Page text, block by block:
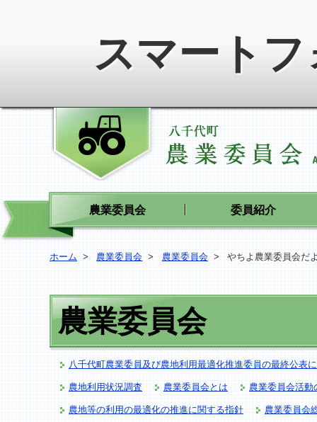
スマート
農業委員会 委員紹介
ホーム > 農業委員会 > 農業委員会 > やちよ農業委員会だ
農業委員会
八千代町農業委員及び農地利用最適化推進委員の最終公表
農地利用状況調査 農業委員会とは 農業委員会活動
農地等の利用の最適化の推進に関する指針 農業委員会